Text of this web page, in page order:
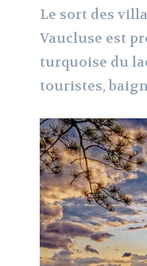
Le sort des
Vaucluse est
turquoise du
touristes,